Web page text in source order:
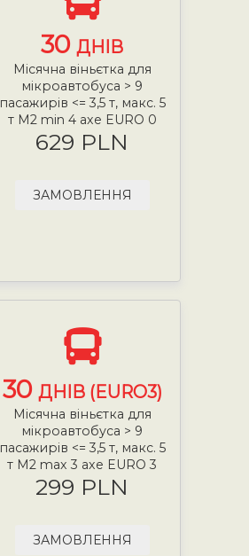
30ДНІВ
Місячна віньєтка для
мікроавтобуса > 9
пасажирів <= 3,5 т, макс. 5
т М2 min 4 axe EURO 0
629 PLN
ЗАМОВЛЕННЯ
30 ДНІВ (EURO3)
Місячна віньєтка для
мікроавтобуса > 9
пасажирів <= 3,5 т, макс. 5
т М2 max 3 axe EURO 3
299 PLN
ЗАМОВЛЕННЯ